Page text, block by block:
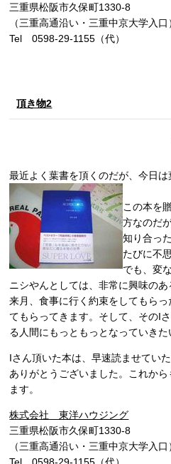
三重県松阪市久保町1330-8
（三重高通沿い・三重中京大学入口
Tel 0598-29-1155（代）
頂き物2
最近よく葉書を頂くのだが、今日は
この本を
方なのだ
知り合っ
たびに不
でも、変
ニシやんとしては、非常に興味のあ
来月、食事に行く約束をしてもら
てもらってきます。そして、そのI
る人間にもっともっとなっていきた
Iさん頂いた本は、早速読ませていた
ありがとうございました。これか
ます。
株式会社 東洋ハウジング
三重県松阪市久保町1330-8
（三重高通沿い・三重中京大学入口